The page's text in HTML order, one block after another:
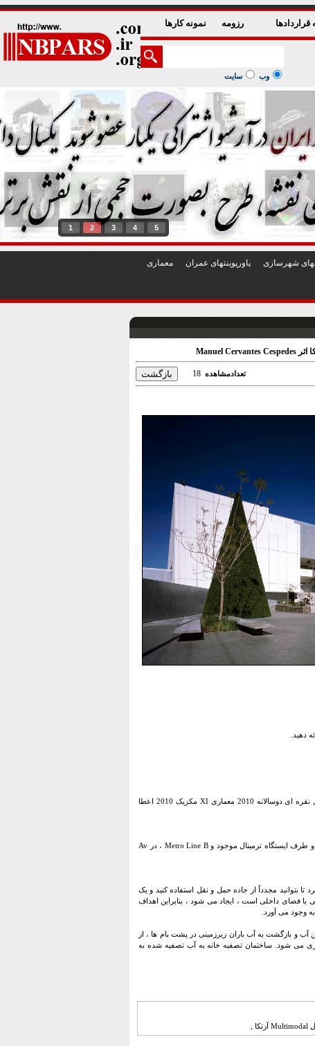
قراردادها رزومه نمونه کارها
وب سایت
1 2 3 4 5
شهرسازی پاورپوينتهای عمران معماری
تعدادمشاهده 18
Mexipuerto Ciudad Azteca به جوایز انجمن توسعه دهندگان املاک و مستغلات ، AC (ADI) 2010 و مدال نقره ای دوسالانه 2010 معماری XI مکزیک 2010 اعطا
این ایستگاه انتقال چند حالته در Ciudad Azteca ، Ecatepec de Morelos ، مکزیک واقع شده است. این در دو طرف ایستگاه ترمینال موجود و Metro Line B ، در Av
تا بتوانید مجدداً از جاده حمل و نقل استفاده کنید و یک
با فضای داخلی است ، ایجاد می شود ، بنابراین اهداف
وجود می آورد.
از چاهی به بیش از 350 متر تفریق می کند و از تأمین آب و بازگشت به آب باران زیرزمینی در پشت بام ها ، از
می شود. ساختمان تصفیه خانه به آب تصفیه شده به